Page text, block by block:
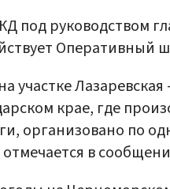
под руководством
Оперативный
участке Лазаревская
крае, где
организовано по
в